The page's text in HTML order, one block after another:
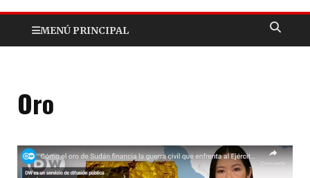
MENÚ PRINCIPAL
Oro